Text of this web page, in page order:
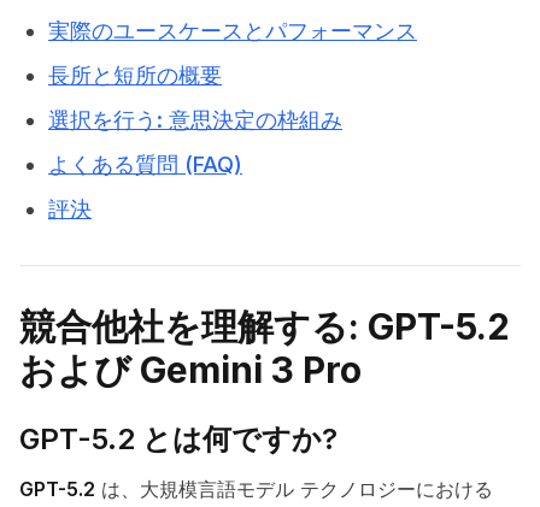
実際のユースケースとパフォーマンス
長所と短所の概要
選択を行う: 意思決定の枠組み
よくある質問 (FAQ)
評決
競合他社を理解する: GPT-5.2
および Gemini 3 Pro
GPT-5.2 とは何ですか?
GPT-5.2 は、大規模言語モデル テクノロジーにおける